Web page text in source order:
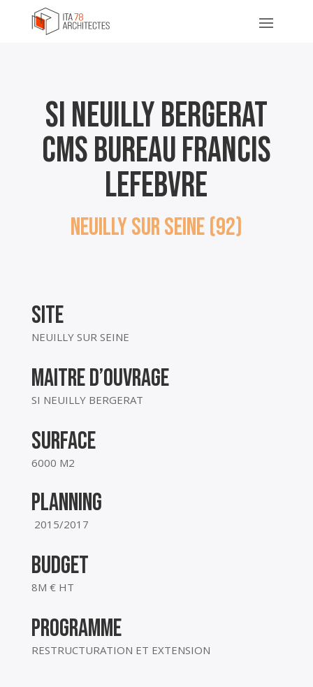
SI NEUILLY BERGERAT
CMS BUREAU FRANCIS
LEFEBVRE
NEUILLY SUR SEINE (92)
site
NEUILLY SUR SEINE
MAITRE D’OUVRAGE
SI NEUILLY BERGERAT
SURFACE
6000 M2
planning
2015/2017
budget
8M € HT
programme
RESTRUCTURATION ET EXTENSION